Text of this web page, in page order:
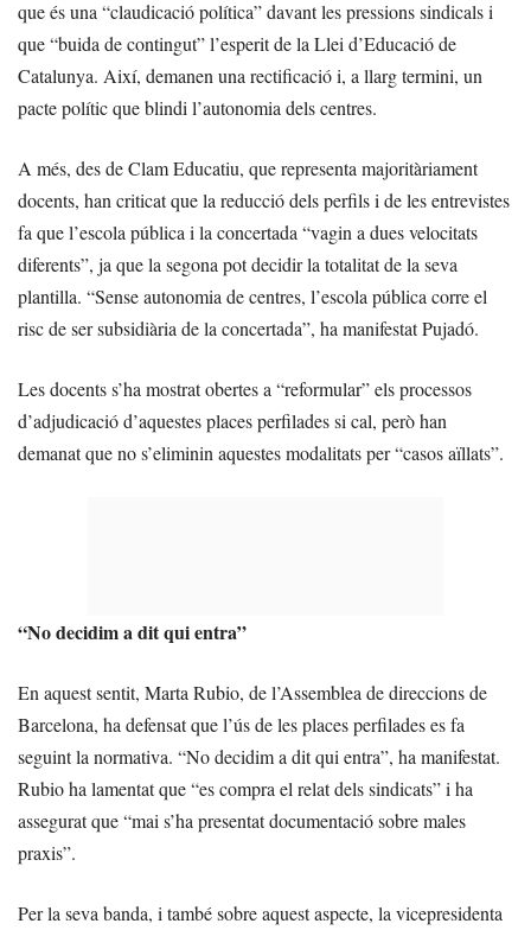
que és una “claudicació política” davant les pressions sindicals i
que “buida de contingut” l’esperit de la Llei d’Educació de
Catalunya. Així, demanen una rectificació i, a llarg termini, un
pacte polític que blindi l’autonomia dels centres.
A més, des de Clam Educatiu, que representa majoritàriament
docents, han criticat que la reducció dels perfils i de les entrevistes
fa que l’escola pública i la concertada “vagin a dues velocitats
diferents”, ja que la segona pot decidir la totalitat de la seva
plantilla. “Sense autonomia de centres, l’escola pública corre el
risc de ser subsidiària de la concertada”, ha manifestat Pujadó.
Les docents s’ha mostrat obertes a “reformular” els processos
d’adjudicació d’aquestes places perfilades si cal, però han
demanat que no s’eliminin aquestes modalitats per “casos aïllats”.
“No decidim a dit qui entra”
En aquest sentit, Marta Rubio, de l’Assemblea de direccions de
Barcelona, ha defensat que l’ús de les places perfilades es fa
seguint la normativa. “No decidim a dit qui entra”, ha manifestat.
Rubio ha lamentat que “es compra el relat dels sindicats” i ha
assegurat que “mai s’ha presentat documentació sobre males
praxis”.
Per la seva banda, i també sobre aquest aspecte, la vicepresidenta